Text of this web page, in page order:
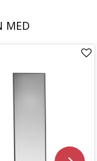
MED